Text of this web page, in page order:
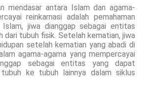
mendasar antara Islam dan agama-
reinkarnasi adalah pemahaman
jiwa dianggap sebagai entitas
dari tubuh fisik. Setelah kematian, jiwa
setelah kematian yang abadi di
agama-agama yang mempercayai
sebagai entitas yang dapat
ke tubuh lainnya dalam siklus